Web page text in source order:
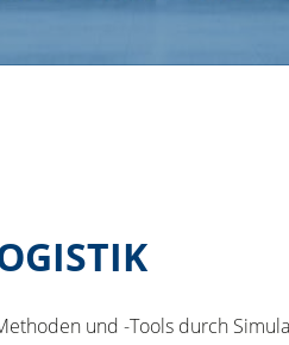
und -Tools durch